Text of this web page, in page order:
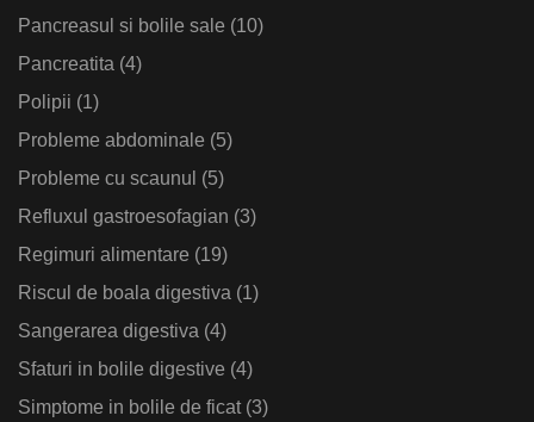
Pancreasul si bolile sale (10)
Pancreatita (4)
Polipii (1)
Probleme abdominale (5)
Probleme cu scaunul (5)
Refluxul gastroesofagian (3)
Regimuri alimentare (19)
Riscul de boala digestiva (1)
Sangerarea digestiva (4)
Sfaturi in bolile digestive (4)
Simptome in bolile de ficat(3)